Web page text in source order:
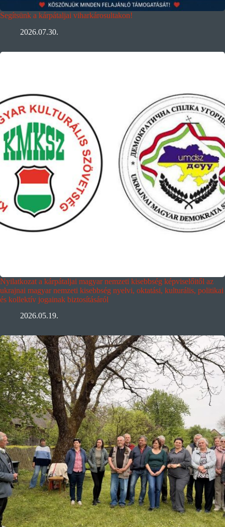
Segítsünk a kárpátaljai viharkárosultakon!
2026.07.30.
Nyilatkozat a kárpátaljai magyar nemzeti kisebbség képviselőitől az
ukrajnai magyar nemzeti kisebbség nyelvi, oktatási, kulturális, politikai
és kollektív jogainak biztosításáról
2026.05.19.